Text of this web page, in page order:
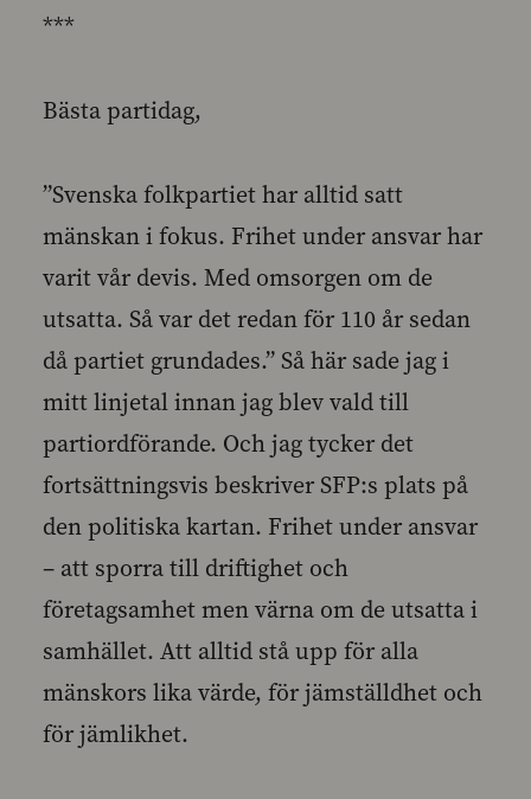
***
Bästa partidag,
”Svenska folkpartiet har alltid satt
mänskan i fokus. Frihet under ansvar har
varit vår devis. Med omsorgen om de
utsatta. Så var det redan för 110 år sedan
då partiet grundades.” Så här sade jag i
mitt linjetal innan jag blev vald till
partiordförande. Och jag tycker det
fortsättningsvis beskriver SFP:s plats på
den politiska kartan. Frihet under ansvar
– att sporra till driftighet och
företagsamhet men värna om de utsatta i
samhället. Att alltid stå upp för alla
mänskors lika värde, för jämställdhet och
för jämlikhet.